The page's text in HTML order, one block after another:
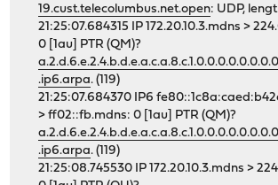
19.cust.telecolumbus.net.open: UDP,
21:25:07.684315 IP 172.20.10.3.mdns >
0 [1au] PTR (QM)?
.ip6.arpa. (119)
21:25:07.684370 IP6
> ff02::fb.mdns: 0 [1au] PTR (QM)?
.ip6.arpa. (119)
21:25:08.745530 IP 172.20.10.3.mdns >